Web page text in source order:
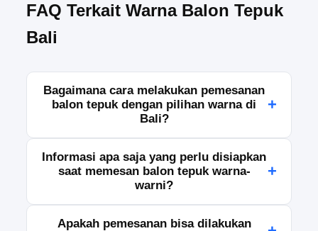
FAQ Terkait Warna Balon Tepuk
Bali
Bagaimana cara melakukan pemesanan
balon tepuk dengan pilihan warna di
Bali?
+
tim kami melalui WhatsApp, telepon, atau formulir
pemesanan. Sampaikan jumlah, pilihan warna,
Informasi apa saja yang perlu disiapkan
saat memesan balon tepuk warna-
warni?
+
warna yang diinginkan, alamat pengiriman, jadwal
Apakah pemesanan bisa dilakukan